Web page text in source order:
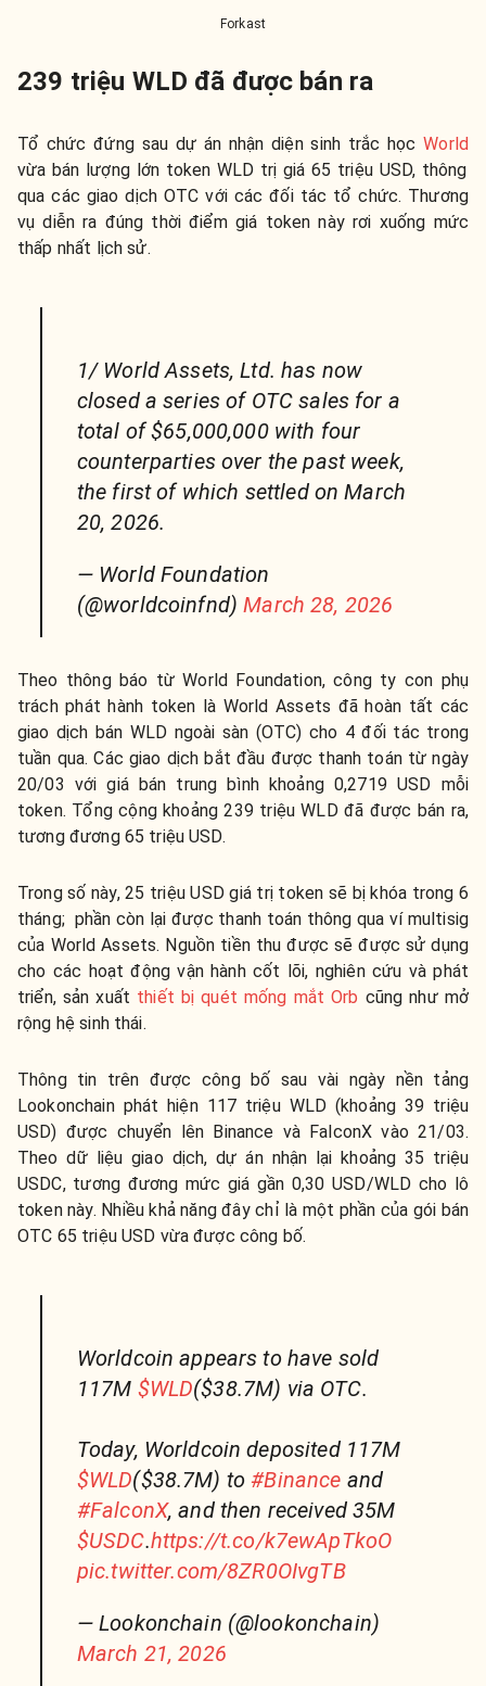
Forkast
239 triệu WLD đã được bán ra
Tổ chức đứng sau dự án nhận diện sinh trắc họcWorld
vừa bán lượng lớn token WLD trị giá 65 triệu USD, thông
qua các giao dịch OTC với các đối tác tổ chức. Thương
vụ diễn ra đúng thời điểm giá token này rơi xuống mức
thấp nhất lịch sử.
1/ World Assets, Ltd. has now
closed a series of OTC sales for a
total of $65,000,000 with four
counterparties over the past week,
the first of which settled on March
20, 2026.
— World Foundation
(@worldcoinfnd)March 28, 2026
Theo thông báo từ World Foundation, công ty con phụ
trách phát hành token là World Assets đã hoàn tất các
giao dịch bán WLD ngoài sàn (OTC) cho 4 đối tác trong
tuần qua. Các giao dịch bắt đầu được thanh toán từ ngày
20/03 với giá bán trung bình khoảng 0,2719 USD mỗi
token. Tổng cộng khoảng 239 triệu WLD đã được bán ra,
tương đương 65 triệu USD.
Trong số này, 25 triệu USD giá trị token sẽ bị khóa trong 6
tháng; phần còn lại được thanh toán thông qua ví multisig
của World Assets. Nguồn tiền thu được sẽ được sử dụng
cho các hoạt động vận hành cốt lõi, nghiên cứu và phát
triển, sản xuất thiết bị quét mống mắt Orb cũng như mở
rộng hệ sinh thái.
Thông tin trên được công bố sau vài ngày nền tảng
Lookonchain phát hiện 117 triệu WLD (khoảng 39 triệu
USD) được chuyển lên Binance và FalconX vào 21/03.
Theo dữ liệu giao dịch, dự án nhận lại khoảng 35 triệu
USDC, tương đương mức giá gần 0,30 USD/WLD cho lô
token này. Nhiều khả năng đây chỉ là một phần của gói bán
OTC 65 triệu USD vừa được công bố.
Worldcoin appears to have sold
117M $WLD($38.7M) via OTC.
Today, Worldcoin deposited 117M
$WLD($38.7M) to#Binance and
#FalconX, and then received 35M
$USDC.https://t.co/k7ewApTkoO
pic.twitter.com/8ZR0OIvgTB
— Lookonchain (@lookonchain)
March 21, 2026